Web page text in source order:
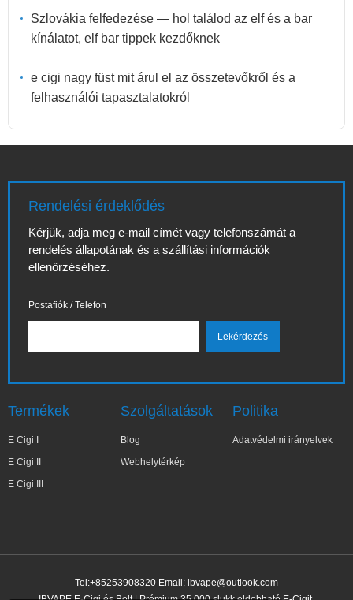
Szlovákia felfedezése — hol találod az elf és a bar
kínálatot, elf bar tippek kezdőknek
e cigi nagy füst mit árul el az összetevőkről és a
felhasználói tapasztalatokról
Rendelési érdeklődés
Kérjük, adja meg e-mail címét vagy telefonszámát a
rendelés állapotának és a szállítási információk
ellenőrzéséhez.
Postafiók / Telefon
Termékek
E Cigi I
E Cigi II
E Cigi III
Szolgáltatások
Blog
Webhelytérkép
Politika
Adatvédelmi irányelvek
Tel:+85253908320 Email: ibvape@outlook.com